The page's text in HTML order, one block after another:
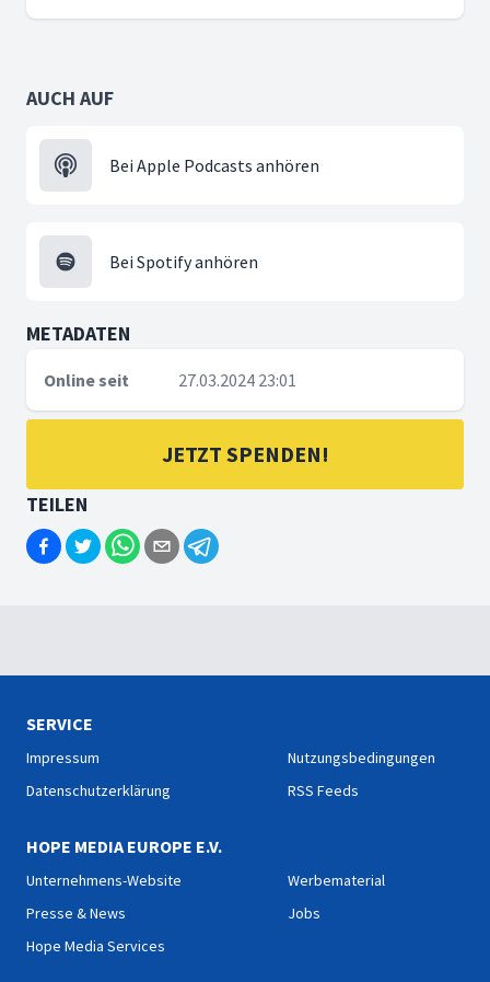
AUCH AUF
Bei Apple Podcasts anhören
Bei Spotify anhören
METADATEN
Online seit 27.03.2024 23:01
JETZT SPENDEN!
TEILEN
SERVICE
Impressum
Datenschutzerklärung
Nutzungsbedingungen
RSS Feeds
HOPE MEDIA EUROPE E.V.
Unternehmens-Website
Presse & News
Hope Media Services
Werbematerial
Jobs